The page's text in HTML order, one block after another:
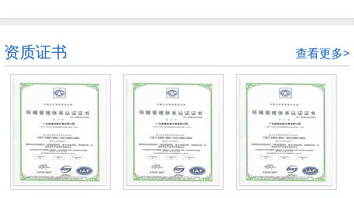
资质证书 查看更多>